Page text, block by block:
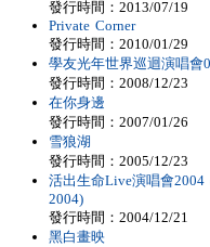
發行時間：2013/07/19
Private Corner
發行時間：2010/01/29
學友光年世界巡迴演唱會
發行時間：2008/12/23
在你身邊
發行時間：2007/01/26
雪狼湖
發行時間：2005/12/23
活出生命Live演唱會2004
2004)
發行時間：2004/12/21
黑白畫映